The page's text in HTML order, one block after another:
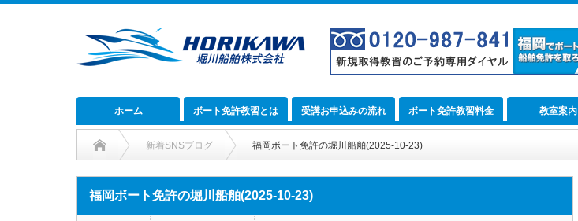
ホーム ボート免許教習とは 受講お申込みの流れ ボート免許教習料金 教室案内
新着SNSブログ 福岡ボート免許の堀川船舶(2025-10-23)
福岡ボート免許の堀川船舶(2025-10-23)